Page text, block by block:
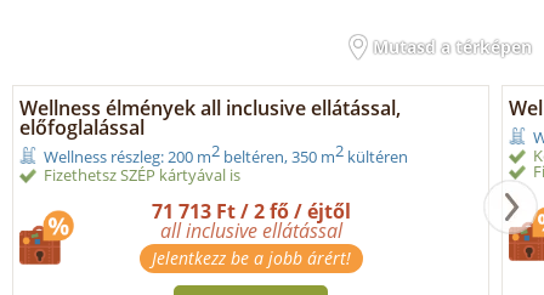
Mutasd a térképen
Wellness élmények all inclusive ellátással,
előfoglalással
Wellness részleg: 200 m2 beltéren, 350 m2 kültéren
Fizethetsz SZÉP kártyával is
71 713 Ft / 2 fő / éjtől
all inclusive ellátással
Jelentkezz be a jobb árért!